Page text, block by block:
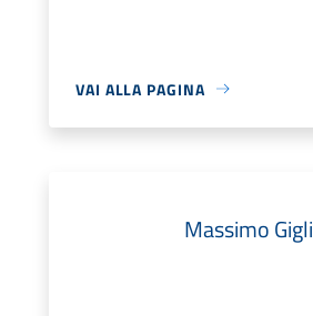
VAI ALLA PAGINA
Massimo Gigli